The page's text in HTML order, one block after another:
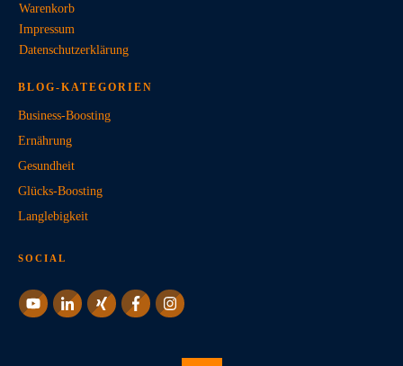
Warenkorb
Impressum
Datenschutzerklärung
BLOG-KATEGORIEN
Business-Boosting
Ernährung
Gesundheit
Glücks-Boosting
Langlebigkeit
SOCIAL